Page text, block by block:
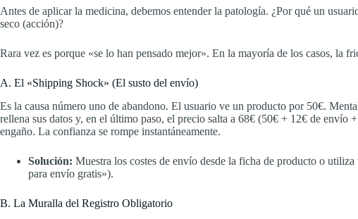
Antes de aplicar la medicina, debemos entender la patología. ¿Por qué un
seco (acción)?
Rara vez es porque «se lo han pensado mejor». En la mayoría de los casos, la
A. El «Shipping Shock» (El susto del envío)
Es la causa número uno de abandono. El usuario ve un producto por 50€.
rellena sus datos y, en el último paso, el precio salta a 68€ (50€ + 12€ de envío
engaño. La confianza se rompe instantáneamente.
Solución: Muestra los costes de envío desde la ficha de producto o
para envío gratis»).
B. La Muralla del Registro Obligatorio